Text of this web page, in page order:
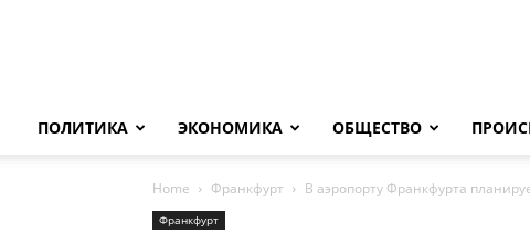
ПОЛИТИКА ЭКОНОМИКА ОБЩЕСТВО
Home Франкфурт В аэропорту Франкфурта
Франкфурт